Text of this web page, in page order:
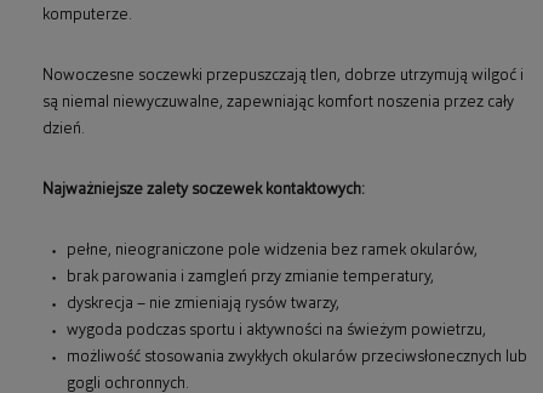
komputerze.
Nowoczesne soczewki przepuszczają tlen, dobrze utrzymują wilgoć i
są niemal niewyczuwalne, zapewniając komfort noszenia przez cały
dzień.
Najważniejsze zalety soczewek kontaktowych:
pełne, nieograniczone pole widzenia bez ramek okularów,
brak parowania i zamgleń przy zmianie temperatury,
dyskrecja – nie zmieniają rysów twarzy,
wygoda podczas sportu i aktywności na świeżym powietrzu,
możliwość stosowania zwykłych okularów przeciwsłonecznych lub
gogli ochronnych.